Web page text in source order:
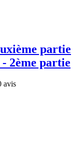
partie
- 2ème partie
avis